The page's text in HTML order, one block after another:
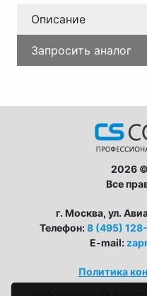
Описание
Запросить аналог
2026
Все
г. Москва, ул.
Телефон:8 (495)
E-mail:
Политика